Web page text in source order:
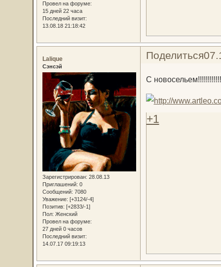
Провел на форуме:
15 дней 22 часа
Последний визит:
13.08.18 21:18:42
Поделиться
Lalique
Сэнсэй
Зарегистрирован: 28.08.13
Приглашений: 0
Сообщений: 7080
Уважение: [+3124/-4]
Позитив: [+2833/-1]
Пол: Женский
Провел на форуме:
27 дней 0 часов
Последний визит:
14.07.17 09:19:13
С
+1